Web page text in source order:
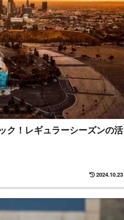
ク！レギュラーシーズンの活
2024.10.23